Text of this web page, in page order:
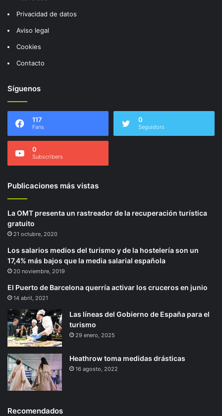
Privacidad de datos
Aviso legal
Cookies
Contacto
Síguenos
117
Fans
0
Seguidors
0
Subscribers
Publicaciones más vistas
La OMT presenta un rastreador de la recuperación turística
gratuito
21 octubre, 2020
Los salarios medios del turismo y de la hostelería son un
17,4% más bajos que la media salarial española
20 noviembre, 2019
El Puerto de Barcelona querría activar los cruceros en junio
14 abril, 2021
Las líneas del Gobierno de España para el
turismo
29 enero, 2025
Heathrow toma medidas drásticas
16 agosto, 2022
Recomendados